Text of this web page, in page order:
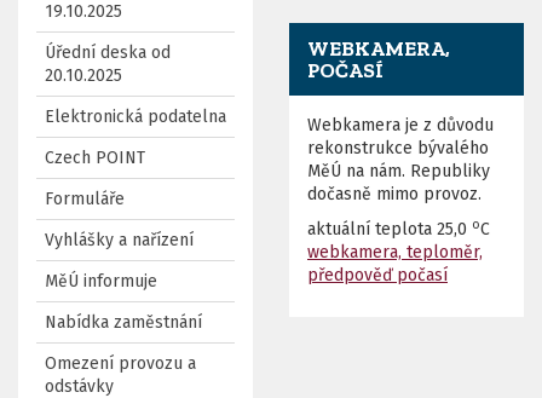
19.10.2025
Úřední deska od
20.10.2025
Elektronická podatelna
Czech POINT
Formuláře
Vyhlášky a nařízení
MěÚ informuje
Nabídka zaměstnání
Omezení provozu a
odstávky
WEBKAMERA,
POČASÍ
Webkamera je z důvodu
rekonstrukce bývalého
MěÚ na nám. Republiky
dočasně mimo provoz.
aktuální teplota 25,0 oC
webkamera, teploměr,
předpověď počasí